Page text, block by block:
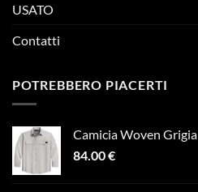
USATO
Contatti
POTREBBERO PIACERTI
Camicia Woven Grigia
84.00€